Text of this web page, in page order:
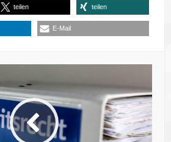
teilen teilen
E-Mail